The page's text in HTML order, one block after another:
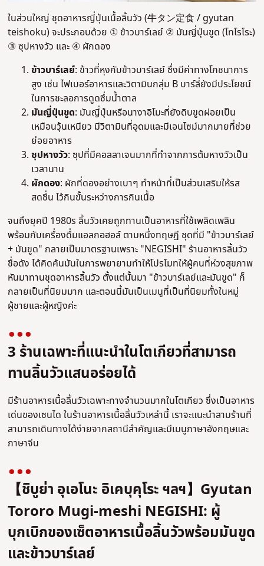
ในส่วนใหญ่ ชุดอาหารญี่ปุ่นเนื้อลิ้นวัว (牛タン定食 / gyutan
teishoku) จะประกอบด้วย ① ข้าวบาร์เลย์ ② มันญี่ปุ่นขูด (โทโรโระ)
③ ซุปหางวัว และ ④ ผักดอง
ข้าวบาร์เลย์: ข้าวที่หุงกับข้าวบาร์เลย์ ซึ่งมีค่าทางโภชนาการ
สูง เช่น ไฟเบอร์อาหารและวิตามินกลุ่ม B บาร์ลี่ยังมีประโยชน์
ในการชะลอการดูดซึ่มน้ำตาล
มันญี่ปุ่นขูด: มันญี่ปุ่นหรือนางาอิโมะที่ยังดิบขูดฝอยเป็น
เหมือนวุ้นเหนียว มีวิตามินที่อุดมและมีเอนไซม์มากมายที่ช่วย
ย่อยอาหาร
ซุปหางวัว: ซุปที่มีคอลลาเจนมากที่ทำจากการต้มหางวัวเป็น
เวลานาน
ผักดอง: ผักที่ดองอย่างเบาๆ ทำหน้าที่เป็นส่วนเสริมให้รส
สดชื่น ไว้กินขั้นระหว่างการกินเนื้อ
จนถึงยุคปี 1980s ลิ้นวัวเคยถูกทานเป็นอาหารที่ใช้เพลิดเพลิน
พร้อมกับเครื่องดื่มแอลกอฮอล์ ตามหนึ่งทฤษฎี ชุดที่มี "ข้าวบาร์เลย์
+ มันขูด" กลายเป็นมาตรฐานเพราะ "NEGISHI" ร้านอาหารลิ้นวัว
ชื่อดัง ได้คิดค้นมันในการพยายามทำให้โปรโมทให้ผู้คนที่ห่วงสุขภาพ
หันมาทานชุดอาหารลิ้นวัว ตั้งแต่นั้นมา "ข้าวบาร์เลย์และมันขูด" ก็
กลายเป็นที่นิยมมาก และตอนนี้มันเป็นเมนูที่เป็นที่นิยมทั้งในหมู่
ผู้ชายและผู้หญิงค่ะ
3 ร้านเฉพาะที่แนะนำในโตเกียวที่สามารถ
ทานลิ้นวัวแสนอร่อยได้
มีร้านอาหารเนื้อลิ้นวัวเฉพาะทางจำนวนมากในโตเกียว ซึ่งเป็นอาหาร
เด่นของเซนได ในร้านอาหารเนื้อลิ้นวัวเหล่านี้ เราจะแนะนำสามร้านที่
สามารถเดินทางได้ง่ายจากสถานีสำคัญและมีเมนูภาษาอังกฤษและ
ภาษาจีน
【ชิบูย่า อุเอโนะ อิเคบุคุโระ ฯลฯ】Gyutan
Tororo Mugi-meshi NEGISHI: ผู้
บุกเบิกของเซ็ตอาหารเนื้อลิ้นวัวพร้อมมันขูด
และข้าวบาร์เลย์